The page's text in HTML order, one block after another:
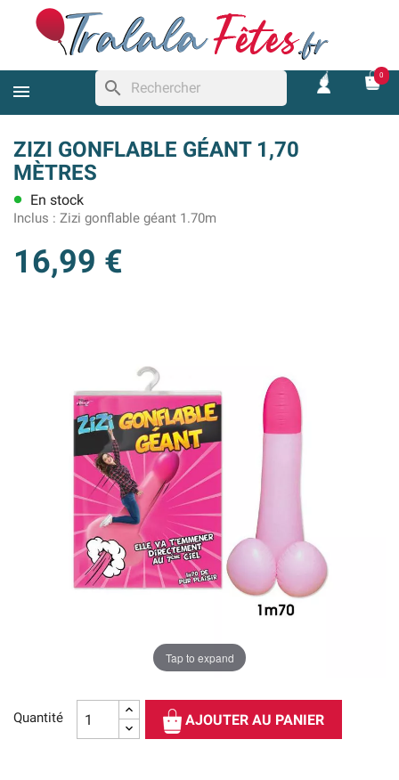
search
0
ZIZI GONFLABLE GÉANT 1,70
MÈTRES
lens En stock
Inclus : Zizi gonflable géant 1.70m
16,99 €
Tap to expand
Quantité AJOUTER AU PANIER